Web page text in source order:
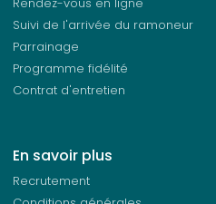
Suivi de l'arrivée du ramoneur
Parrainage
Programme fidélité
Contrat d'entretien
En savoir plus
Recrutement